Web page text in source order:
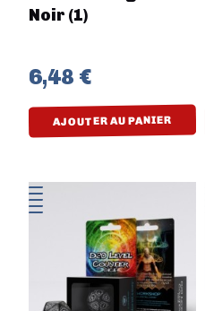
Noir (1)
6,48 €
AJOUTER AU PANIER